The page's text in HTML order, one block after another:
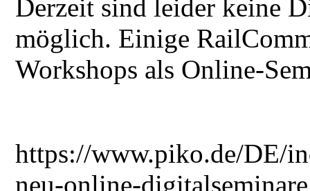
Derzeit sind leider keine
möglich. Einige
Workshops als Online-
https://www.piko.de/DE/
neu-online-